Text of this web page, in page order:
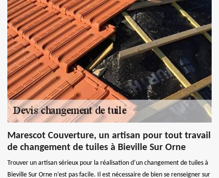
Marescot Couverture, un artisan pour tout travail
de changement de tuiles à Bieville Sur Orne
Trouver un artisan sérieux pour la réalisation d’un changement de tuiles à
Bieville Sur Orne n’est pas facile. Il est nécessaire de bien se renseigner sur